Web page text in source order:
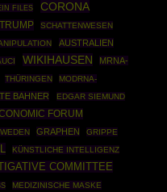
FILES
CORONA
SCHATTENWESEN
AUSTRALIEN
WIKIHAUSEN
MRNA-
THÜRINGEN
MODRNA-
BAHNER EDGAR SIEMUND
FORUM
GRAPHEN
GRIPPE
KÜNSTLICHE INTELLIGENZ
COMMITTEE
MEDIZINISCHE MASKE